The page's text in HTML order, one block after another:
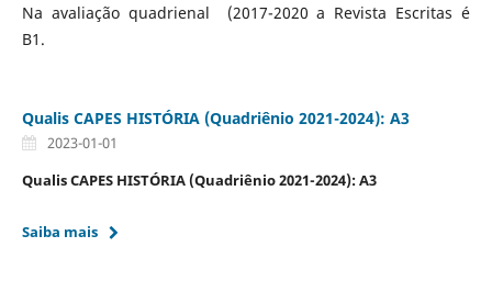
Na avaliação quadrienal (2017-2020 a Revista Escritas é
B1.
Qualis CAPES HISTÓRIA (Quadriênio 2021-2024): A3
2023-01-01
Qualis CAPES HISTÓRIA (Quadriênio 2021-2024): A3
Saiba mais